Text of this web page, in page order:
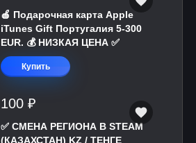
🍎 Подарочная карта Apple
iTunes Gift Португалия 5-300
EUR. 💰 НИЗКАЯ ЦЕНА ✅
Купить
100 ₽
✅ СМЕНА РЕГИОНА В STEAM
(КАЗАХСТАН) KZ / ТЕНГЕ